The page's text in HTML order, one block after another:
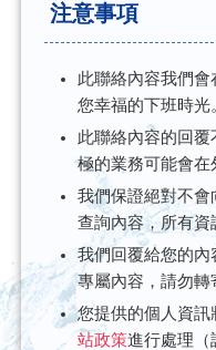
注意事項
此聯絡內容我們會
您幸福的下班時光
此聯絡內容的回
極的業務可能會在
我們保證絕對不會
查詢內容，所有資
我們回覆給您的內
專屬內容，請勿
您提供的個人資訊
站政策進行處理（